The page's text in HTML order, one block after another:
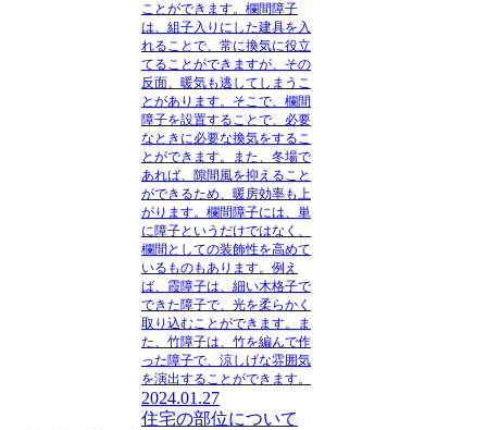
ことができます。欄間障子
は、組子入りにした建具を入
れることで、常に換気に役立
てることができますが、その
反面、暖気も逃してしまうこ
とがあります。そこで、欄間
障子を設置することで、必要
なときに必要な換気をするこ
とができます。また、冬場で
あれば、隙間風を抑えること
ができるため、暖房効率も上
がります。欄間障子には、単
に障子というだけではなく、
欄間としての装飾性を高めて
いるものもあります。例え
ば、霞障子は、細い木格子で
できた障子で、光を柔らかく
取り込むことができます。ま
た、竹障子は、竹を編んで作
った障子で、涼しげな雰囲気
を演出することができます。
2024.01.27
住宅の部位について